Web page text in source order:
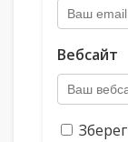
Вебсайт